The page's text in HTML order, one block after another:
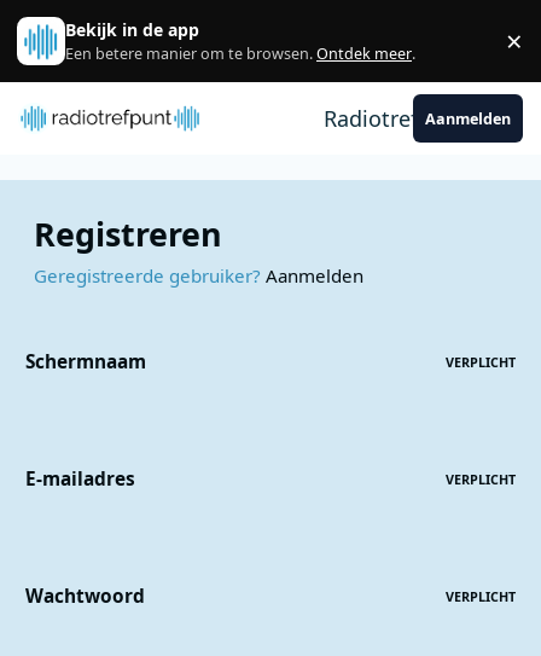
Spring naar bijdragen
Bekijk in de app
Een betere manier om te browsen.Ontdek meer. ×
RadiotrefpuntAanmelden
Registreren
Geregistreerde gebruiker? Aanmelden
Schermnaam VERPLICHT
E-mailadres VERPLICHT
Wachtwoord VERPLICHT